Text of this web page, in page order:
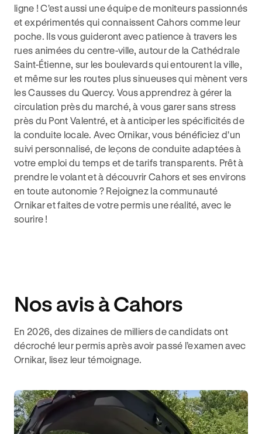
ligne ! C'est aussi une équipe de moniteurs passionnés
et expérimentés qui connaissent Cahors comme leur
poche. Ils vous guideront avec patience à travers les
rues animées du centre-ville, autour de la Cathédrale
Saint-Étienne, sur les boulevards qui entourent la ville,
et même sur les routes plus sinueuses qui mènent vers
les Causses du Quercy. Vous apprendrez à gérer la
circulation près du marché, à vous garer sans stress
près du Pont Valentré, et à anticiper les spécificités de
la conduite locale. Avec Ornikar, vous bénéficiez d'un
suivi personnalisé, de leçons de conduite adaptées à
votre emploi du temps et de tarifs transparents. Prêt à
prendre le volant et à découvrir Cahors et ses environs
en toute autonomie ? Rejoignez la communauté
Ornikar et faites de votre permis une réalité, avec le
sourire !
Nos avis à Cahors
En 2026, des dizaines de milliers de candidats ont
décroché leur permis après avoir passé l’examen avec
Ornikar, lisez leur témoignage.